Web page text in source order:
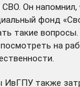
Он
фонд
такие вопросы.
на
ИвГПУ также